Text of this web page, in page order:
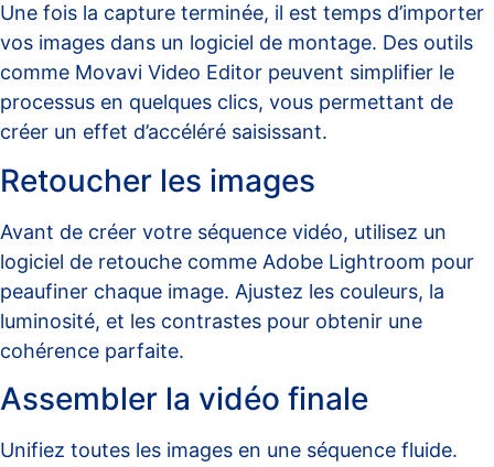
Une fois la capture terminée, il est temps d’importer
vos images dans un logiciel de montage. Des outils
comme Movavi Video Editor peuvent simplifier le
processus en quelques clics, vous permettant de
créer un effet d’accéléré saisissant.
Retoucher les images
Avant de créer votre séquence vidéo, utilisez un
logiciel de retouche comme Adobe Lightroom pour
peaufiner chaque image. Ajustez les couleurs, la
luminosité, et les contrastes pour obtenir une
cohérence parfaite.
Assembler la vidéo finale
Unifiez toutes les images en une séquence fluide.